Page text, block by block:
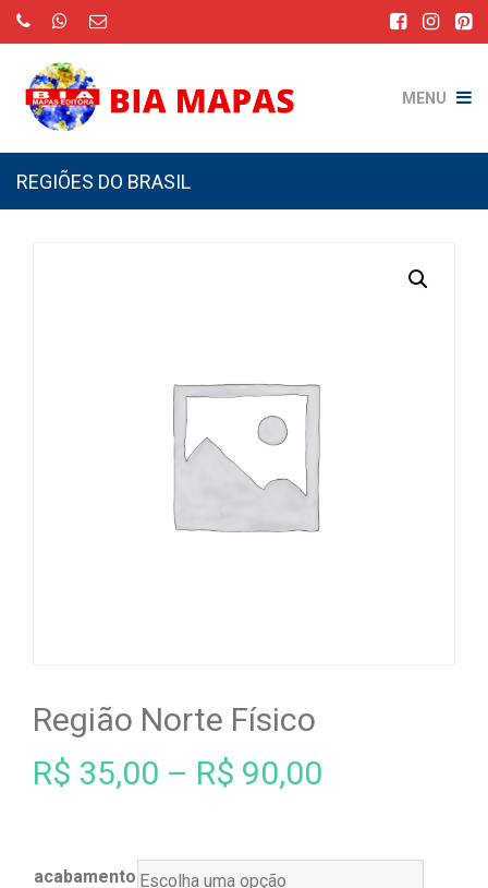
MENU
REGIÕES DO BRASIL
Região Norte Físico
R$ 35,00 – R$ 90,00
acabamento